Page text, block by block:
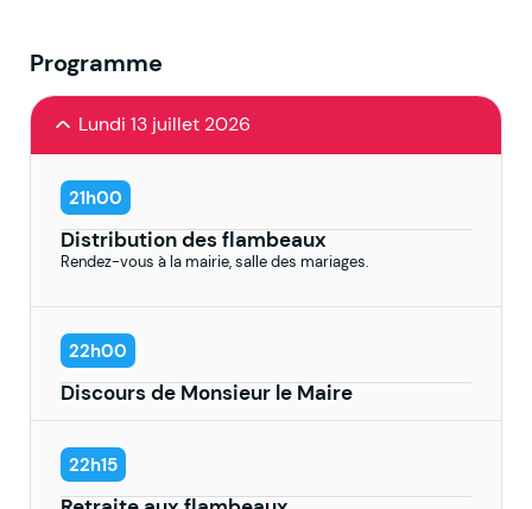
Programme
Lundi 13 juillet 2026
21h00
Distribution des flambeaux
Rendez-vous à la mairie, salle des mariages.
22h00
Discours de Monsieur le Maire
22h15